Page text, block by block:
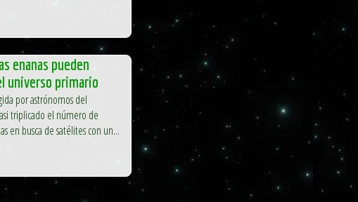
enanas pueden
universo primario
por astrónomos del
triplicado el número de
en busca de satélites con un...